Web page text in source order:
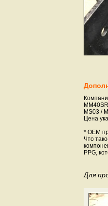
MS03 /
Цена
* OEM
Что
PPG,
Для